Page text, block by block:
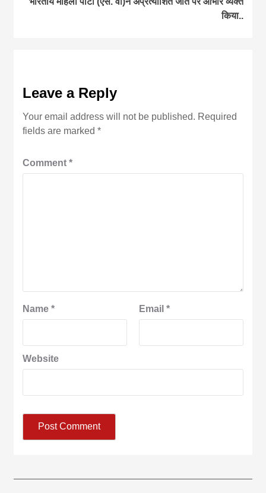
किया..
Leave a Reply
Your email address will not be published. Required
fields are marked*
Comment*
Name* Email *
Website